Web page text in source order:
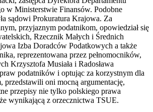
w Ministerstwie Finansów. Podobne
sądowi Prokuratura Krajowa. Za
przyjaznym podatnikom, opowiedział się
Rzecznik Małych i Średnich
Izba Doradców Podatkowych a także
reprezentowana przez pełnomocników,
Krzysztofa Musiała i Radosława
podatników i optując za korzystnym dla
przedstawili oni mocną argumentację,
przepisy nie tylko polskiego prawa
wynikającą z orzecznictwa TSUE.